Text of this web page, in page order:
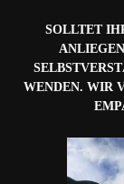
SOLLTET
WENDEN. WIR